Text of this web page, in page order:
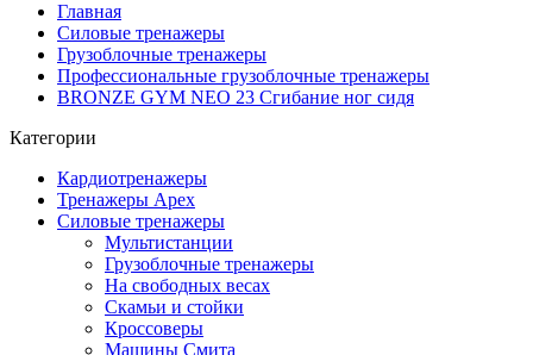
Главная
Силовые тренажеры
Грузоблочные тренажеры
Профессиональные грузоблочные тренажеры
BRONZE GYM NEO 23 Сгибание ног сидя
Категории
Кардиотренажеры
Тренажеры Apex
Силовые тренажеры
Мультистанции
Грузоблочные тренажеры
На свободных весах
Скамьи и стойки
Кроссоверы
Машины Смита